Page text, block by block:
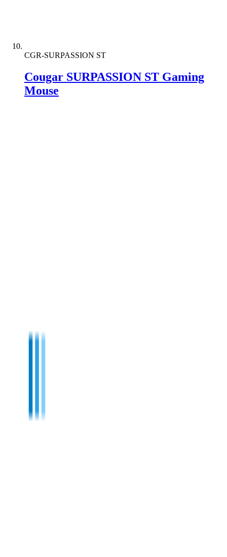
CGR-SURPASSION ST
Cougar SURPASSION ST Gaming
Mouse